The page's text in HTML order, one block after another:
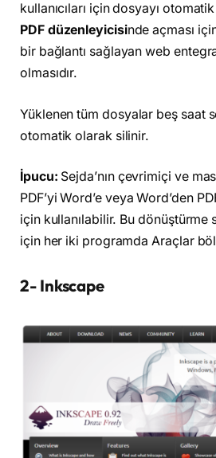
kullanıcıları için dosyayı
PDF düzenleyicisinde açması
bir bağlantı sağlayan web
olmasıdır.
Yüklenen tüm dosyalar beş saat
otomatik olarak silinir.
İpucu: Sejda’nın çevrimiçi ve
PDF’yi Word’e veya Word’den
için kullanılabilir. Bu dönüştürme
için her iki programda Araçlar
2- Inkscape